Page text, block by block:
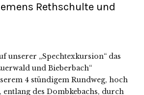
Rethschulte und
unserer „Spechtexkursion“ das
und Bieberbach“
4 stündigem Rundweg, hoch
entlang des Dombkebachs, durch